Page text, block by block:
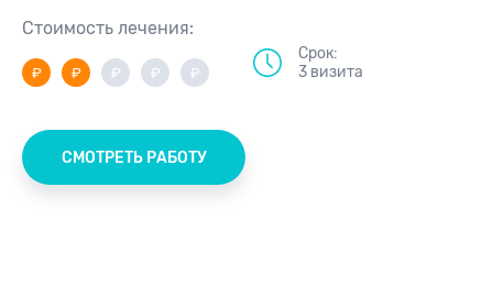
Стоимость лечения:
Срок:
3 визита
СМОТРЕТЬ РАБОТУ